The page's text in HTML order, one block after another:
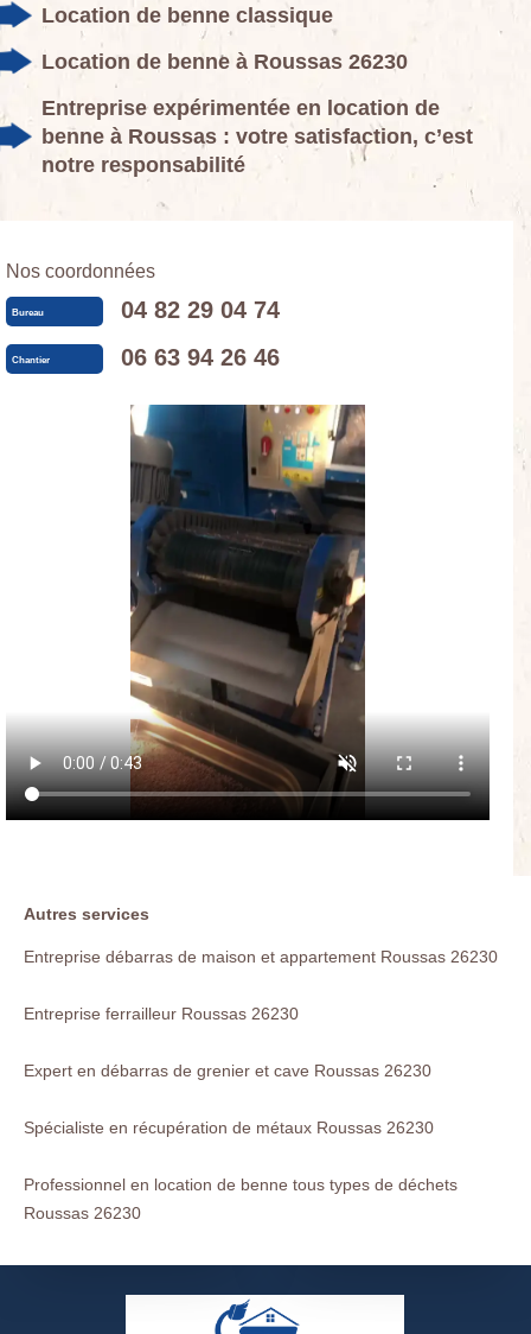
Location de benne classique
Location de benne à Roussas 26230
Entreprise expérimentée en location de
benne à Roussas : votre satisfaction, c’est
notre responsabilité
Nos coordonnées
Bureau 04 82 29 04 74
Chantier 06 63 94 26 46
Autres services
Entreprise débarras de maison et appartement Roussas 26230
Entreprise ferrailleur Roussas 26230
Expert en débarras de grenier et cave Roussas 26230
Spécialiste en récupération de métaux Roussas 26230
Professionnel en location de benne tous types de déchets
Roussas 26230